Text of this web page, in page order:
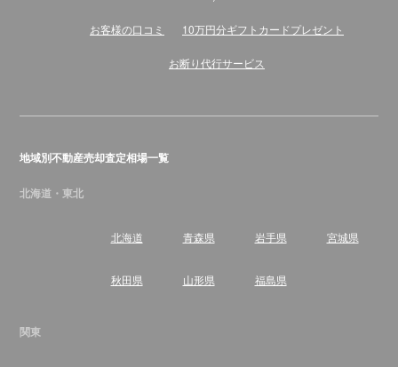
お客様の口コミ 10万円分ギフトカードプレゼント
お断り代行サービス
地域別不動産売却査定相場一覧
北海道・東北
北海道 青森県 岩手県 宮城県
秋田県 山形県 福島県
関東